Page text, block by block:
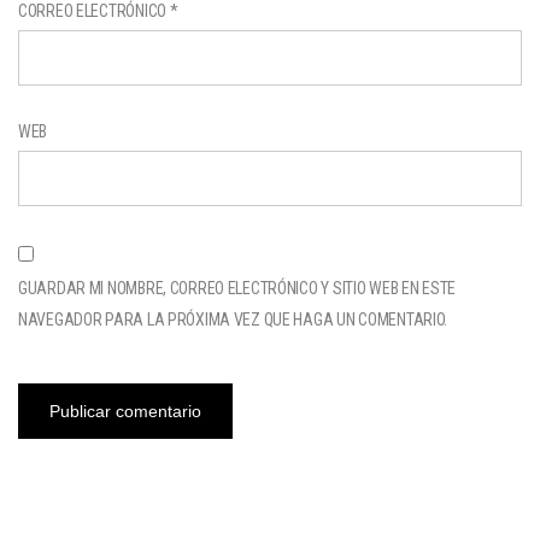
CORREO ELECTRÓNICO *
WEB
GUARDAR MI NOMBRE, CORREO ELECTRÓNICO Y SITIO WEB EN ESTE
NAVEGADOR PARA LA PRÓXIMA VEZ QUE HAGA UN COMENTARIO.